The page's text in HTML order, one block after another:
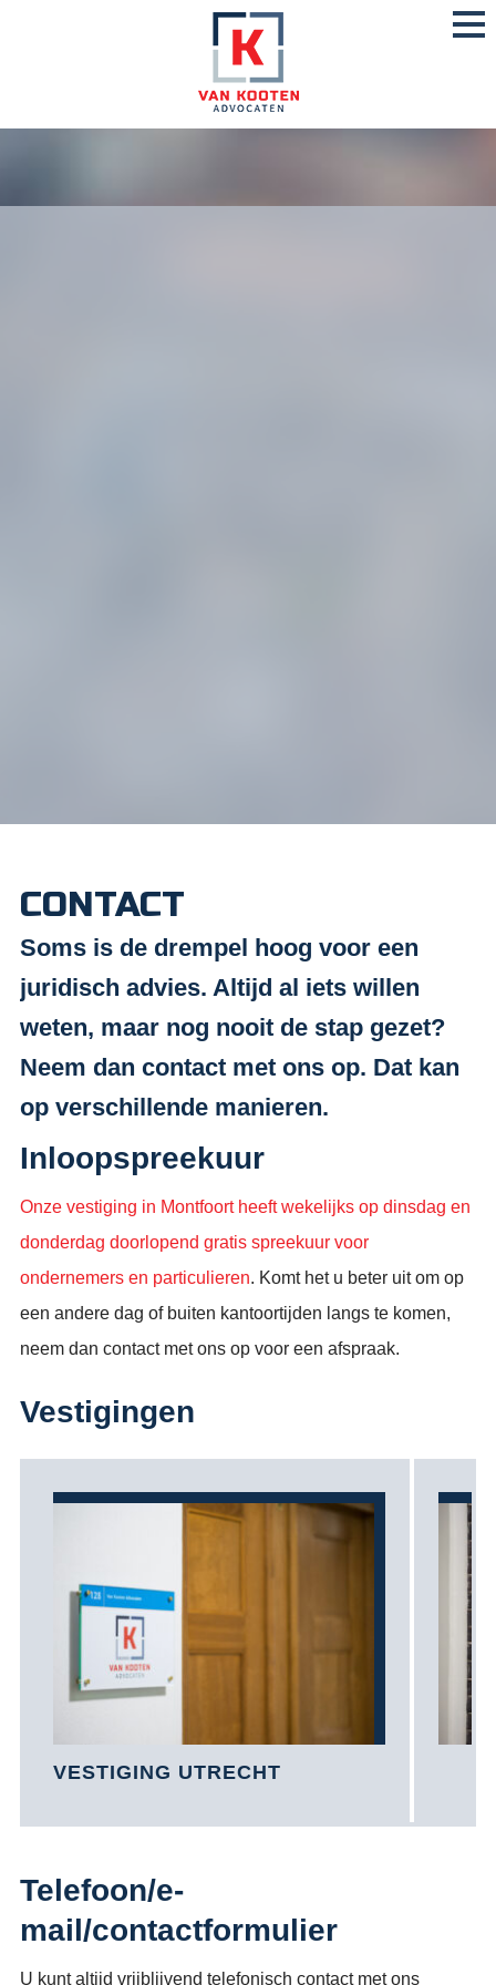
CONTACT
Soms is de drempel hoog voor een
juridisch advies. Altijd al iets willen
weten, maar nog nooit de stap gezet?
Neem dan contact met ons op. Dat kan
op verschillende manieren.
Inloopspreekuur
Onze vestiging in Montfoort heeft wekelijks op dinsdag en
donderdag doorlopend gratis spreekuur voor
ondernemers en particulieren. Komt het u beter uit om op
een andere dag of buiten kantoortijden langs te komen,
neem dan contact met ons op voor een afspraak.
Vestigingen
VESTIGING UTRECHT
Telefoon/e-
mail/contactformulier
U kunt altijd vrijblijvend telefonisch contact met ons